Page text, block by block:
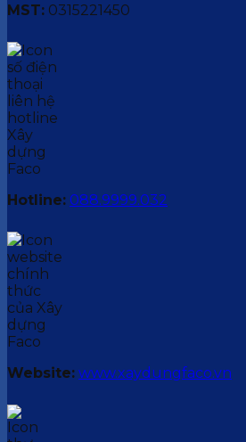
MST: 0315221450
Hotline: 088.9999.032
Website: www.xaydungfaco.vn